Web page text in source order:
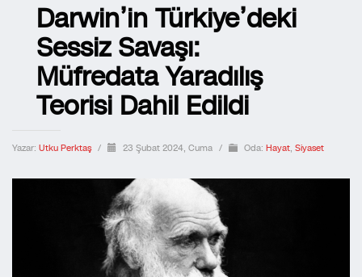
Darwin’in Türkiye’deki
Sessiz Savaşı:
Müfredata Yaradılış
Teorisi Dahil Edildi
Yazar: Utku Perktaş / 23 Şubat 2024, Cuma / Oda: Hayat, Siyaset